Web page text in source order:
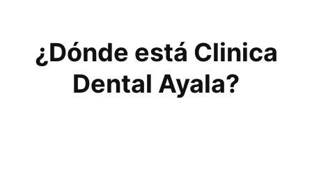
¿Dónde está Clinica
Dental Ayala?